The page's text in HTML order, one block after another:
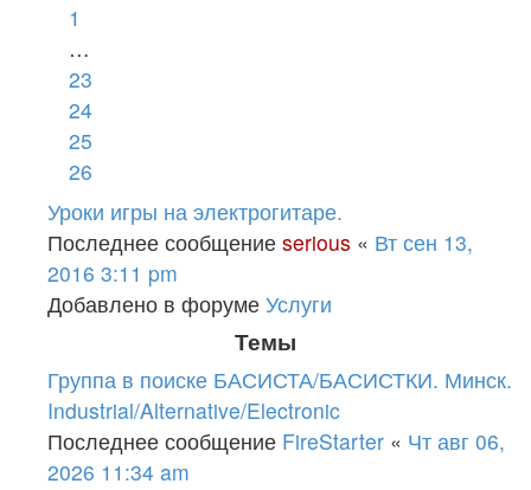
1
…
23
24
25
26
Уроки игры на электрогитаре.
Последнее сообщение serious « Вт сен 13,
2016 3:11 pm
Добавлено в форуме Услуги
Темы
Группа в поиске БАСИСТА/БАСИСТКИ. Минск.
Industrial/Alternative/Electronic
Последнее сообщение FireStarter « Чт авг 06,
2026 11:34 am